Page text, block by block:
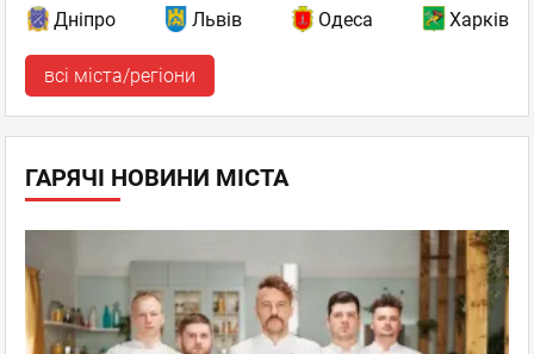
Дніпро Львів Одеса Харків
всі міста/регіони
ГАРЯЧІ НОВИНИ МІСТА